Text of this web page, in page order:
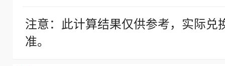
注意：此计算结果仅供参考，实际
准。